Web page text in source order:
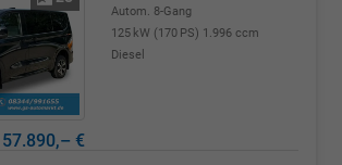
Autom. 8-Gang
125 kW (170 PS) 1.996 ccm
Diesel
57.890,– €